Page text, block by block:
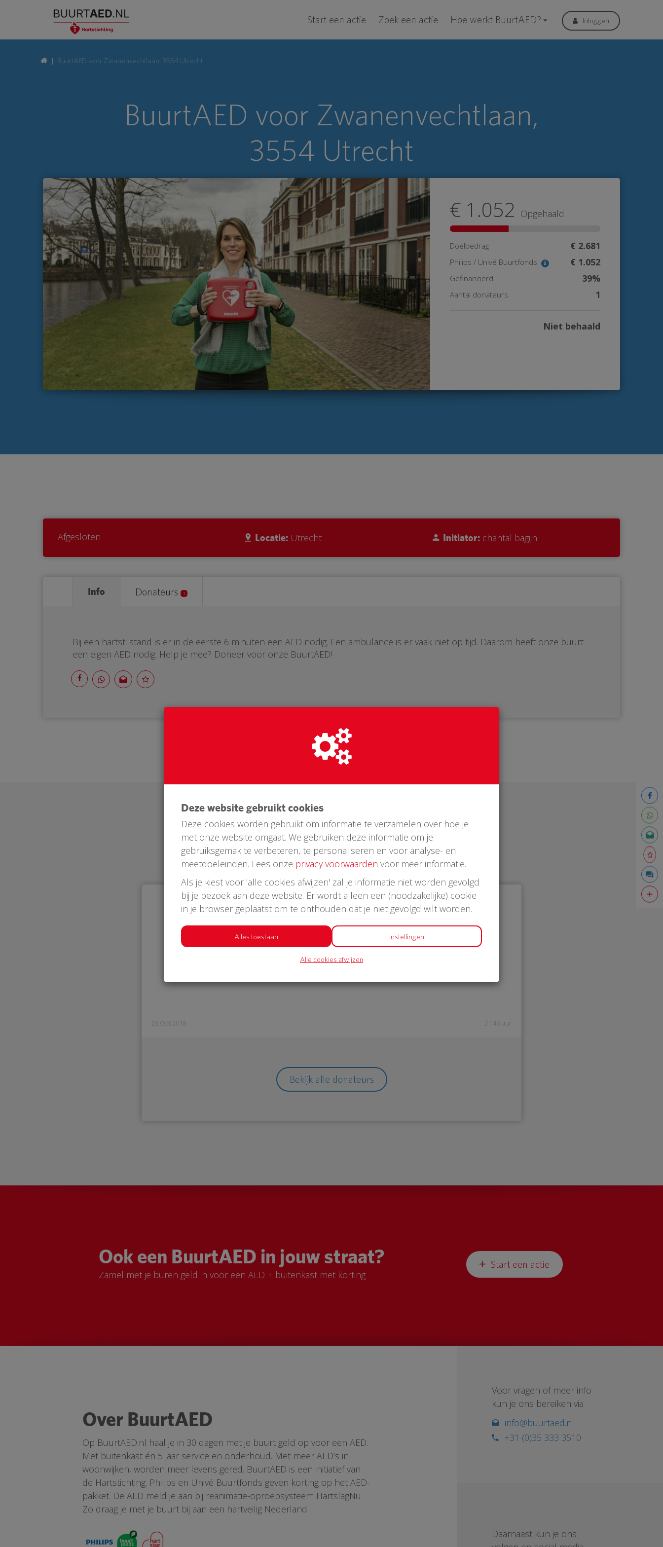
Start een actie Zoek een actie Hoe werkt BuurtAED? Inloggen
BuurtAED voor Zwanenvechtlaan, 3554 Utrecht
BuurtAED voor Zwanenvechtlaan,
3554 Utrecht
€ 1.052 Opgehaald
Doelbedrag € 2.681
Philips / Univé Buurtfonds € 1.052
Gefinancierd 39%
Aantal donateurs 1
Niet behaald
Afgesloten Locatie: Utrecht Initiator: chantal bagijn
Info Donateurs 1
Bij een hartstilstand is er in de eerste 6 minuten een AED nodig. Een ambulance is er vaak niet op tijd. Daarom heeft onze buurt
een eigen AED nodig. Help je mee? Doneer voor onze BuurtAED!
Laatste donaties
€ 1.052
23 Oct 2018 21:46 uur
Bekijk alle donateurs
Ook een BuurtAED in jouw straat?
Zamel met je buren geld in voor een AED + buitenkast met korting
Start een actie
Over BuurtAED
Op BuurtAED.nl haal je in 30 dagen met je buurt geld op voor een AED.
Met buitenkast én 5 jaar service en onderhoud. Met meer AED’s in
woonwijken, worden meer levens gered. BuurtAED is een initiatief van
de Hartstichting. Philips en Univé Buurtfonds geven korting op het AED-
pakket. De AED meld je aan bij reanimatie-oproepsysteem HartslagNu.
Zo draag je met je buurt bij aan een hartveilig Nederland.
Voor vragen of meer info
kun je ons bereiken via
info@buurtaed.nl
+31 (0)35 333 3510
Daarnaast kun je ons
Deze website gebruikt cookies
Deze cookies worden gebruikt om informatie te verzamelen over hoe je
met onze website omgaat. We gebruiken deze informatie om je
gebruiksgemak te verbeteren, te personaliseren en voor analyse- en
meetdoeleinden. Lees onze privacy voorwaarden voor meer informatie.
Als je kiest voor 'alle cookies afwijzen' zal je informatie niet worden gevolgd
bij je bezoek aan deze website. Er wordt alleen een (noodzakelijke) cookie
in je browser geplaatst om te onthouden dat je niet gevolgd wilt worden.
Alles toestaan Instellingen
Alle cookies afwijzen